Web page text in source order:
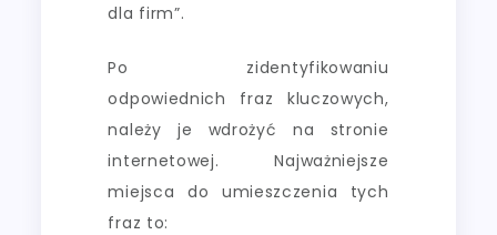
dla firm”.
Po zidentyfikowaniu
odpowiednich fraz kluczowych,
należy je wdrożyć na stronie
internetowej. Najważniejsze
miejsca do umieszczenia tych
fraz to: